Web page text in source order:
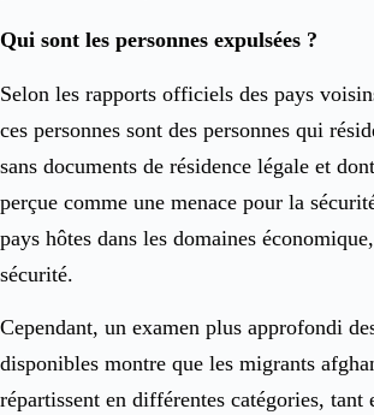
Qui sont les personnes expulsées ?
Selon les rapports officiels des pays
ces personnes sont des personnes qui
sans documents de résidence légale et
perçue comme une menace pour la
pays hôtes dans les domaines
sécurité.
Cependant, un examen plus approfondi
disponibles montre que les migrants
répartissent en différentes catégories, tant